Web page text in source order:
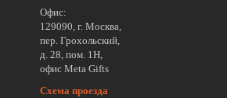
Офис:
129090, г. Москва,
пер. Грохольский,
д. 28, пом. 1Н,
офис Meta Gifts
Схема проезда